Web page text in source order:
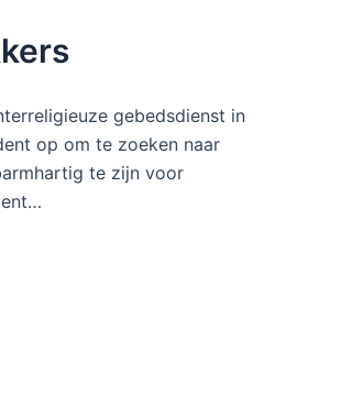
gebedsdienst in
op om te zoeken naar
te zijn voor